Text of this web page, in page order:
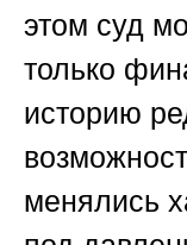
этом суд
только
историю
менялись